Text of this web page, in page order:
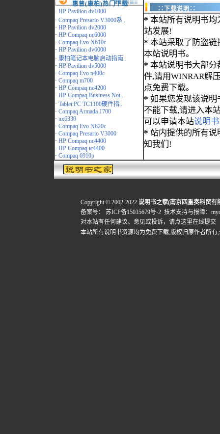
惠普(康柏)热门下载
· HP Pavilion dv1000
· Compaq Presario V3000系..
· HP Pavilion dv2000
· HP Compaq nc6000
· Compaq Evo N610c
· HP Pavilion dv6000
· 康柏笔记本电脑启动指南..
· HP Pavilion dv5000
· Compaq Evo n400c
· Compaq m700
· HP Compaq nc4200
· HP Compaq Business Not..
· Tablet PC TC1100硬件指..
· Compaq Armada 1700
· nx6330
· Compaq Evo N620c
· Compaq Presario V3000
· HP Compaq nc4400
· HP Compaq tc4400
· Compaq 6910p
∷下载说明∷
* 本站所有说明书均
站发展!
* 本站采取了防盗链
本站说明书。
* 本站说明书大部分
件,请用WINRAR解
点免费下载。
* 如果您发现该说明
不能下载,请进入本
可以申请本站说明
* 站内提供的所有
知我们!
Copyright © 2002-2022 说明书之家(南京四重奏科贸有
备案号：
苏ICP备15035679号-2 技术支持与报障：
对本站有任何建议、意见或投诉， 请点这里在线提交
本站所有说明书资源均为免费下载,版权归原作者所